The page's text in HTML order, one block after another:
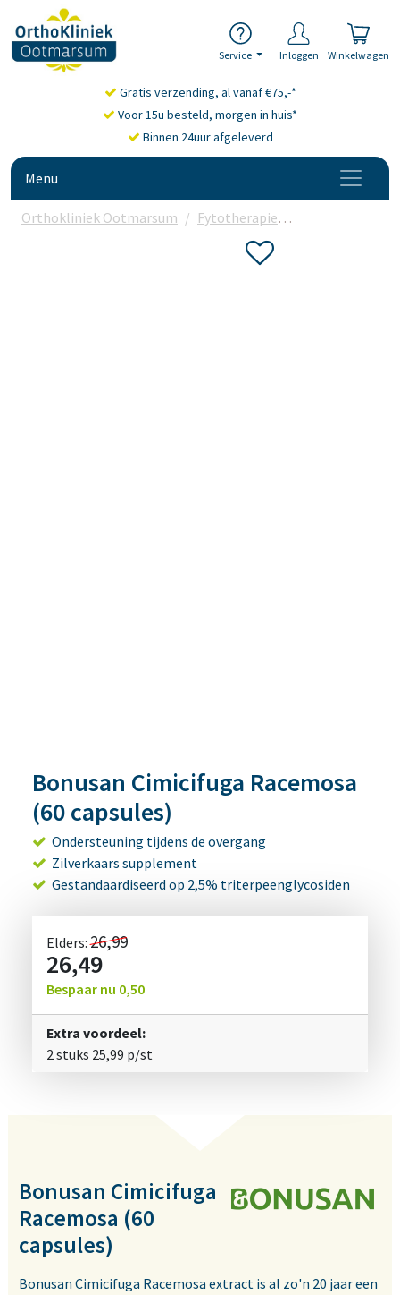
Service Inloggen Winkelwagen
Gratis verzending, al vanaf €75,-*
Voor 15u besteld, morgen in huis*
Binnen 24uur afgeleverd
Menu
Orthokliniek Ootmarsum Fytotherapie
Bonusan Cimicifuga Racemosa
(60 capsules)
Ondersteuning tijdens de overgang
Zilverkaars supplement
Gestandaardiseerd op 2,5% triterpeenglycosiden
Elders:26,99
26,49
Bespaar nu 0,50
Extra voordeel:
2 stuks 25,99 p/st
Bonusan Cimicifuga
Racemosa (60
capsules)
Bonusan Cimicifuga Racemosa extract is al zo'n 20 jaar een